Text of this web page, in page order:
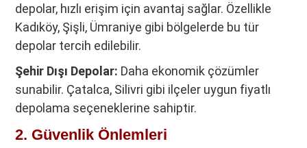
depolar, hızlı erişim için avantaj sağlar. Özellikle
Kadıköy, Şişli, Ümraniye gibi bölgelerde bu tür
depolar tercih edilebilir.
Şehir Dışı Depolar: Daha ekonomik çözümler
sunabilir. Çatalca, Silivri gibi ilçeler uygun fiyatlı
depolama seçeneklerine sahiptir.
2. Güvenlik Önlemleri